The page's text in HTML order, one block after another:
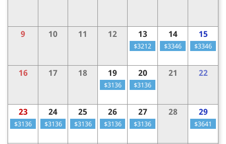
9 10 11 12 13
$3212
14
$3346
15
$3346
16 17 18 19
$3136
20
$3136
21 22
23
$3136
24
$3136
25
$3136
26
$3136
27
$3136
28 29
$3641